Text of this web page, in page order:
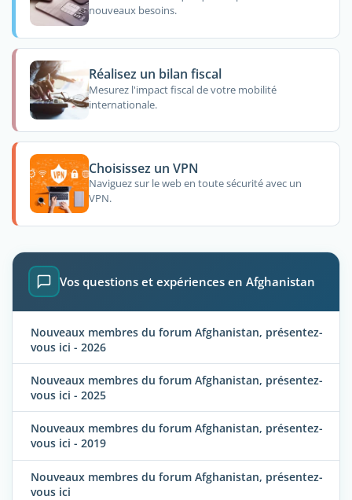
nouveaux besoins.
Réalisez un bilan fiscal
Mesurez l'impact fiscal de votre mobilité
internationale.
Choisissez un VPN
Naviguez sur le web en toute sécurité avec un
VPN.
Vos questions et expériences en Afghanistan
Nouveaux membres du forum Afghanistan, présentez-
vous ici - 2026
Nouveaux membres du forum Afghanistan, présentez-
vous ici - 2025
Nouveaux membres du forum Afghanistan, présentez-
vous ici - 2019
Nouveaux membres du forum Afghanistan, présentez-
vous ici